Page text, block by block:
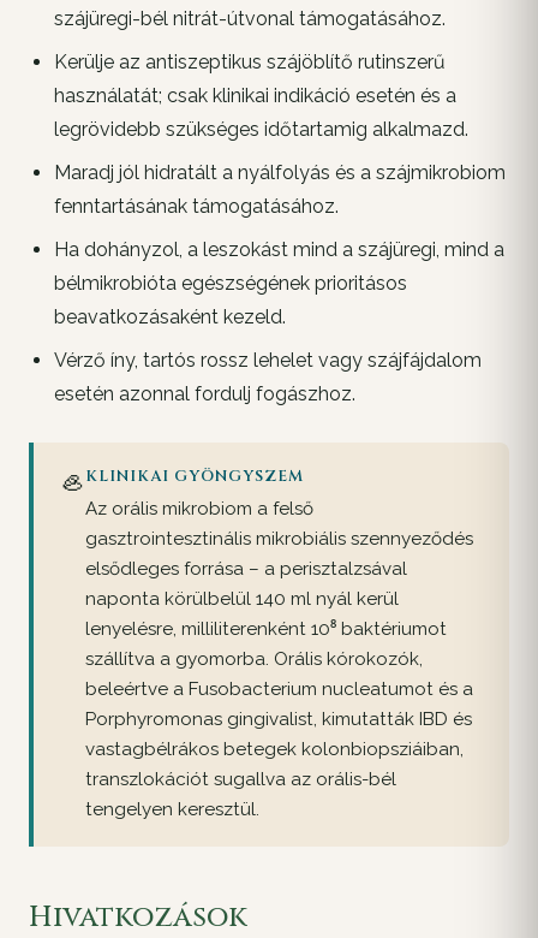
szájüregi-bél nitrát-útvonal támogatásához.
Kerülje az antiszeptikus szájöblítő rutinszerű
használatát; csak klinikai indikáció esetén és a
legrövidebb szükséges időtartamig alkalmazd.
Maradj jól hidratált a nyálfolyás és a szájmikrobiom
fenntartásának támogatásához.
Ha dohányzol, a leszokást mind a szájüregi, mind a
bélmikrobióta egészségének prioritásos
beavatkozásaként kezeld.
Vérző íny, tartós rossz lehelet vagy szájfájdalom
esetén azonnal fordulj fogászhoz.
🦪KLINIKAI GYÖNGYSZEM
Az orális mikrobiom a felső
gasztrointesztinális mikrobiális szennyeződés
elsődleges forrása – a perisztalzsával
naponta körülbelül 140 ml nyál kerül
lenyelésre, milliliterenként 10⁸ baktériumot
szállítva a gyomorba. Orális kórokozók,
beleértve a Fusobacterium nucleatumot és a
Porphyromonas gingivalist, kimutatták IBD és
vastagbélrákos betegek kolonbiopsziáiban,
transzlokációt sugallva az orális-bél
tengelyen keresztül.
Hivatkozások